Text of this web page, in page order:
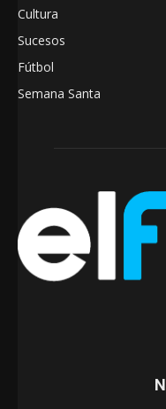
Cultura
Sucesos
Fútbol
Semana Santa